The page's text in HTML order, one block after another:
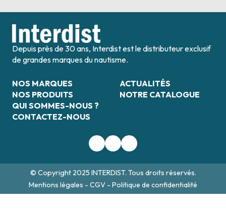
Depuis près de 30 ans, Interdist est le distributeur exclusif
de grandes marques du nautisme.
NOS MARQUES
NOS PRODUITS
QUI SOMMES-NOUS ?
CONTACTEZ-NOUS
ACTUALITÉS
NOTRE CATALOGUE
© Copyright 2025 INTERDIST. Tous droits réservés.
Mentions légales - CGV - Politique de confidentialité